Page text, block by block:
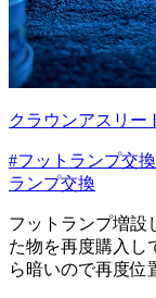
クラウンアスリー
#フットランプ交換
ランプ交換
フットランプ増設
た物を再度購入し
ら暗いので再度位